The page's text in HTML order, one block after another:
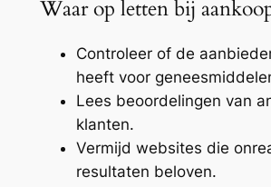
Waar op letten bij
Controleer of de
heeft voor
Lees beoordelingen van
klanten.
Vermijd websites die
resultaten beloven.